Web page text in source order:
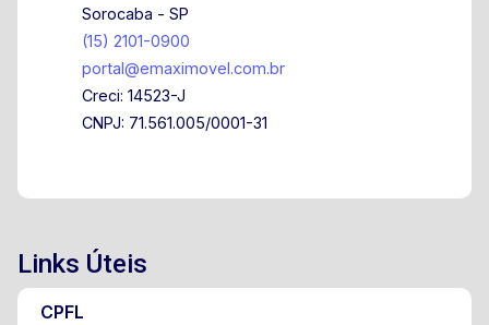
Sorocaba - SP
(15) 2101-0900
portal@emaximovel.com.br
Creci: 14523-J
CNPJ: 71.561.005/0001-31
Links Úteis
CPFL